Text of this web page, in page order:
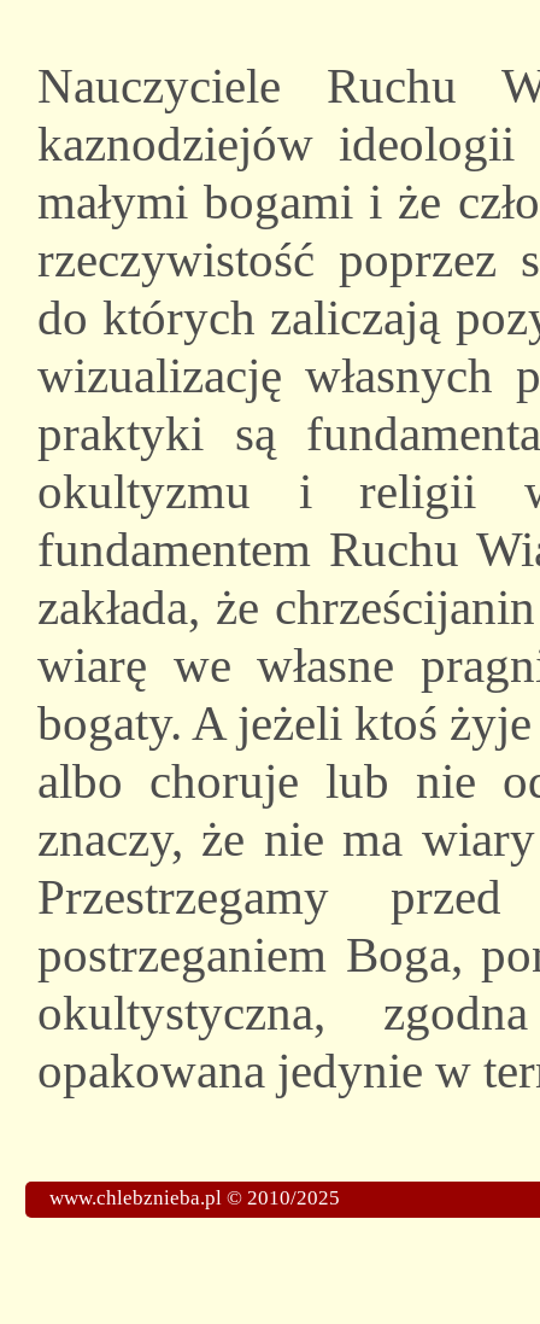
Nauczyciele Ruchu
kaznodziejów
małymi bogami i że
rzeczywistość poprzez
do których zaliczają
wizualizację własnych
praktyki są
okultyzmu i religii
fundamentem Ruchu
zakłada, że
wiarę we własne
bogaty. A jeżeli ktoś
albo choruje lub nie
znaczy, że nie ma
Przestrzegamy
postrzeganiem Boga,
okultystyczna,
opakowana jedynie w
www.chlebznieba.pl © 2010/2025